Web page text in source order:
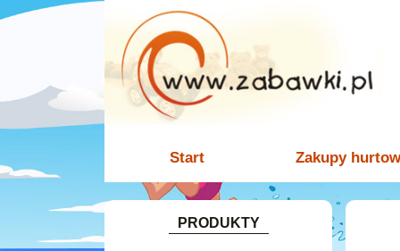
Start Zakupy
PRODUKTY